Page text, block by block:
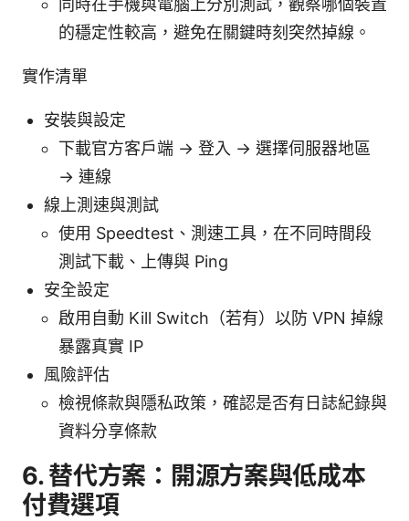
的穩定性較高，避免在關鍵時刻突然掉線。
實作清單
安裝與設定
下載官方客戶端 → 登入 → 選擇伺服器地區
→ 連線
線上測速與測試
使用 Speedtest、測速工具，在不同時間段
測試下載、上傳與 Ping
安全設定
啟用自動 Kill Switch（若有）以防 VPN 掉線
暴露真實 IP
風險評估
檢視條款與隱私政策，確認是否有日誌紀錄與
資料分享條款
6. 替代方案：開源方案與低成本
付費選項